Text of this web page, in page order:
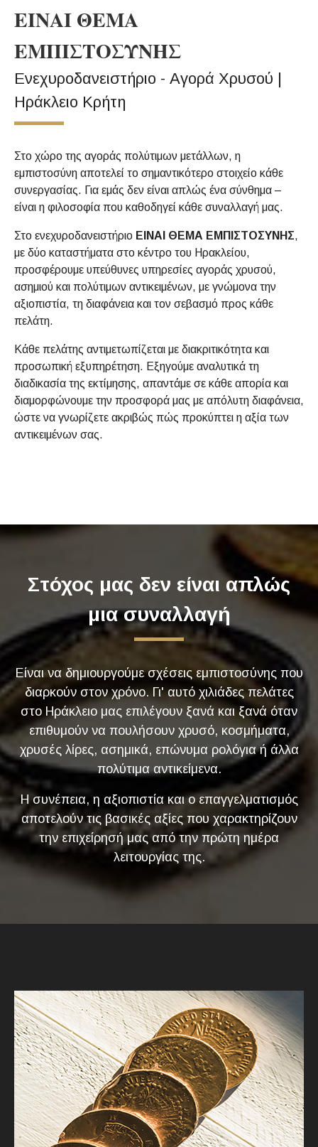
ΕΙΝΑΙ ΘΕΜΑ
ΕΜΠΙΣΤΟΣΥΝΗΣ
Ενεχυροδανειστήριο - Αγορά Χρυσού |
Ηράκλειο Κρήτη
Στο χώρο της αγοράς πολύτιμων μετάλλων, η
εμπιστοσύνη αποτελεί το σημαντικότερο στοιχείο κάθε
συνεργασίας. Για εμάς δεν είναι απλώς ένα σύνθημα –
είναι η φιλοσοφία που καθοδηγεί κάθε συναλλαγή μας.
Στο ενεχυροδανειστήριο ΕΙΝΑΙ ΘΕΜΑ ΕΜΠΙΣΤΟΣΥΝΗΣ,
με δύο καταστήματα στο κέντρο του Ηρακλείου,
προσφέρουμε υπεύθυνες υπηρεσίες αγοράς χρυσού,
ασημιού και πολύτιμων αντικειμένων, με γνώμονα την
αξιοπιστία, τη διαφάνεια και τον σεβασμό προς κάθε
πελάτη.
Κάθε πελάτης αντιμετωπίζεται με διακριτικότητα και
προσωπική εξυπηρέτηση. Εξηγούμε αναλυτικά τη
διαδικασία της εκτίμησης, απαντάμε σε κάθε απορία και
διαμορφώνουμε την προσφορά μας με απόλυτη διαφάνεια,
ώστε να γνωρίζετε ακριβώς πώς προκύπτει η αξία των
αντικειμένων σας.
Στόχος μας δεν είναι απλώς
μια συναλλαγή
Είναι να δημιουργούμε σχέσεις εμπιστοσύνης που
διαρκούν στον χρόνο. Γι' αυτό χιλιάδες πελάτες
στο Ηράκλειο μας επιλέγουν ξανά και ξανά όταν
επιθυμούν να πουλήσουν χρυσό, κοσμήματα,
χρυσές λίρες, ασημικά, επώνυμα ρολόγια ή άλλα
πολύτιμα αντικείμενα.
Η συνέπεια, η αξιοπιστία και ο επαγγελματισμός
αποτελούν τις βασικές αξίες που χαρακτηρίζουν
την επιχείρησή μας από την πρώτη ημέρα
λειτουργίας της.